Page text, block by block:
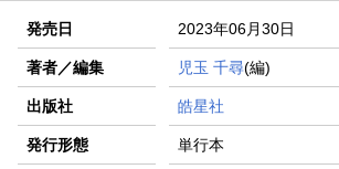
発売日 2023年06月30日
著者／編集 児玉 千尋(編)
出版社 皓星社
発行形態 単行本